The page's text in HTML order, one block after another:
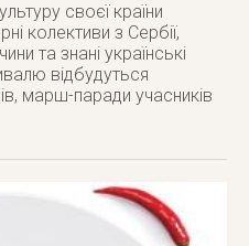
своєї країни
колективи з Сербії,
та знані українські
відбудуться
марш-паради учасників